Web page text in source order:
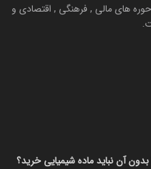
حوره های مالی , فرهنگی , اقتصادی و